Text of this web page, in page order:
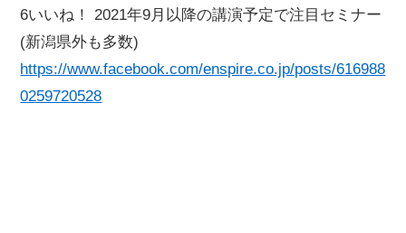
6いいね！ 2021年9月以降の講演予定で注目セミナー
(新潟県外も多数)
https://www.facebook.com/enspire.co.jp/posts/616988
0259720528